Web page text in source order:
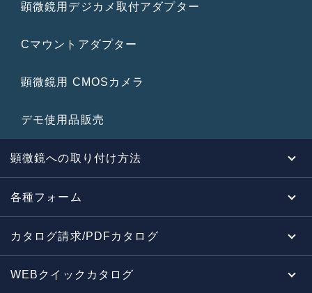
顕微鏡用デジカメ取付アダプター
Cマウントアダプター
顕微鏡用 CMOSカメラ
デモ使用品販売
顕微鏡への取り付け方法
各種フォーム
カタログ請求/PDFカタログ
WEBクイックカタログ